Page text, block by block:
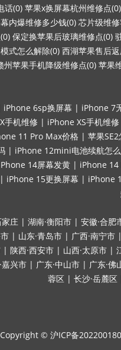
话(0) 苹果x换屏幕杭州维修点(0)
内爆维修多少钱(0) 芯片级维
保定换苹果后玻璃维修点(0)
式怎么解除(0) 西湖苹果售后
州苹果手机降级维修点(0) 苹果
iPhone 6sp换屏幕 | iPhone 7
手机维修 | iPhone XS手机维修
11 Pro Max价格 | 苹果
| iPhone 12mini电池续航怎
14屏幕发黄 | iPhone 14
| iPhone 15更换屏幕 | iPhone
家庄 | 湖南·衡阳市 | 安徽·合肥
| 山东·青岛市 | 广西·南宁市 |
| 陕西·西安市 | 山西·太原市 |
嘉兴市 | 广东·中山市 | 广东·佛
蓉区 | 长沙·岳麓区
Copyright © 沪ICP备